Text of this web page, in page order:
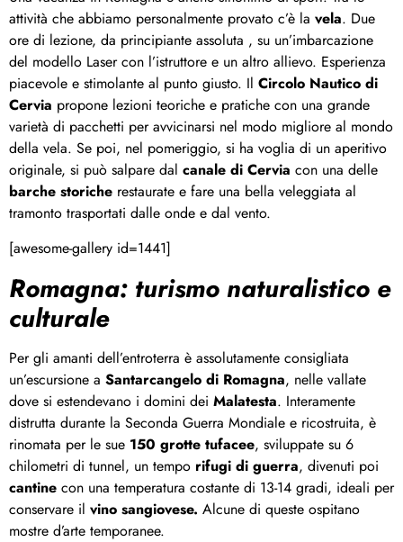
attività che abbiamo personalmente provato c’è la vela. Due
ore di lezione, da principiante assoluta , su un’imbarcazione
del modello Laser con l’istruttore e un altro allievo. Esperienza
piacevole e stimolante al punto giusto. Il Circolo Nautico di
Cervia propone lezioni teoriche e pratiche con una grande
varietà di pacchetti per avvicinarsi nel modo migliore al mondo
della vela. Se poi, nel pomeriggio, si ha voglia di un aperitivo
originale, si può salpare dal canale di Cervia con una delle
barche storiche restaurate e fare una bella veleggiata al
tramonto trasportati dalle onde e dal vento.
[awesome-gallery id=1441]
Romagna: turismo naturalistico e
culturale
Per gli amanti dell’entroterra è assolutamente consigliata
un’escursione a Santarcangelo di Romagna, nelle vallate
dove si estendevano i domini dei Malatesta. Interamente
distrutta durante la Seconda Guerra Mondiale e ricostruita, è
rinomata per le sue 150 grotte tufacee, sviluppate su 6
chilometri di tunnel, un tempo rifugi di guerra, divenuti poi
cantine con una temperatura costante di 13-14 gradi, ideali per
conservare il vino sangiovese. Alcune di queste ospitano
mostre d’arte temporanee.